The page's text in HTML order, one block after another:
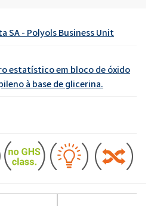
SA - Polyols Business Unit
estatístico em bloco de óxido
à base de glicerina.